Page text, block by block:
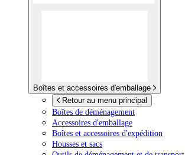
Boîtes et accessoires d'emballage
Retour au menu principal
Boîtes de déménagement
Accessoires d'emballage
Boîtes et accessoires d'expédition
Housses et sacs